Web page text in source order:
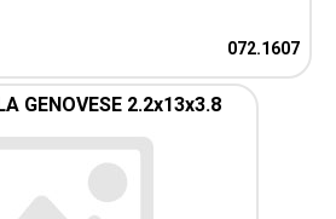
072.1607
GENOVESE 2.2x13x3.8